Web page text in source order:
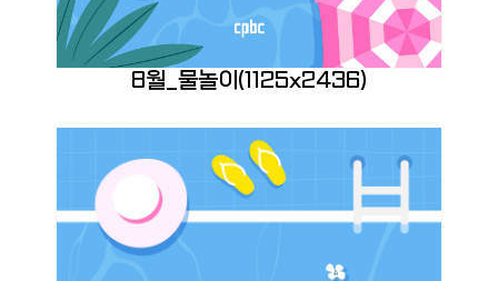
8월_물놀이(1125x2436)